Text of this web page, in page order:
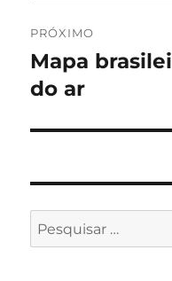
PRÓXIMO
Próximo
post:
Mapa
do ar
Pesquisar
por: